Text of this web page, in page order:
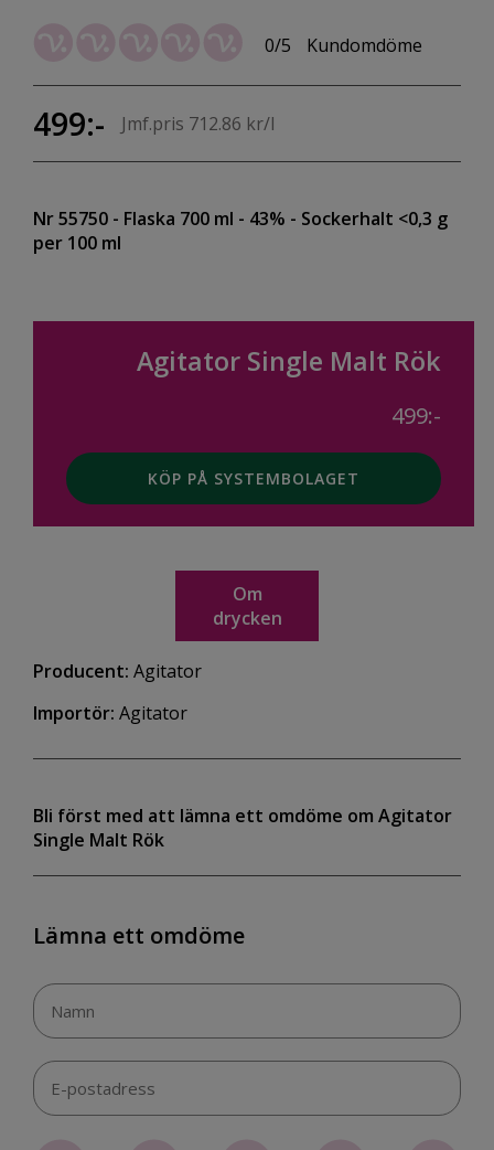
0/5 Kundomdöme
499:- Jmf.pris 712.86 kr/l
Nr 55750 - Flaska 700 ml - 43% - Sockerhalt <0,3 g
per 100 ml
Agitator Single Malt Rök
499:-
KÖP PÅ SYSTEMBOLAGET
Om
drycken
Producent: Agitator
Importör: Agitator
Bli först med att lämna ett omdöme om Agitator
Single Malt Rök
Lämna ett omdöme